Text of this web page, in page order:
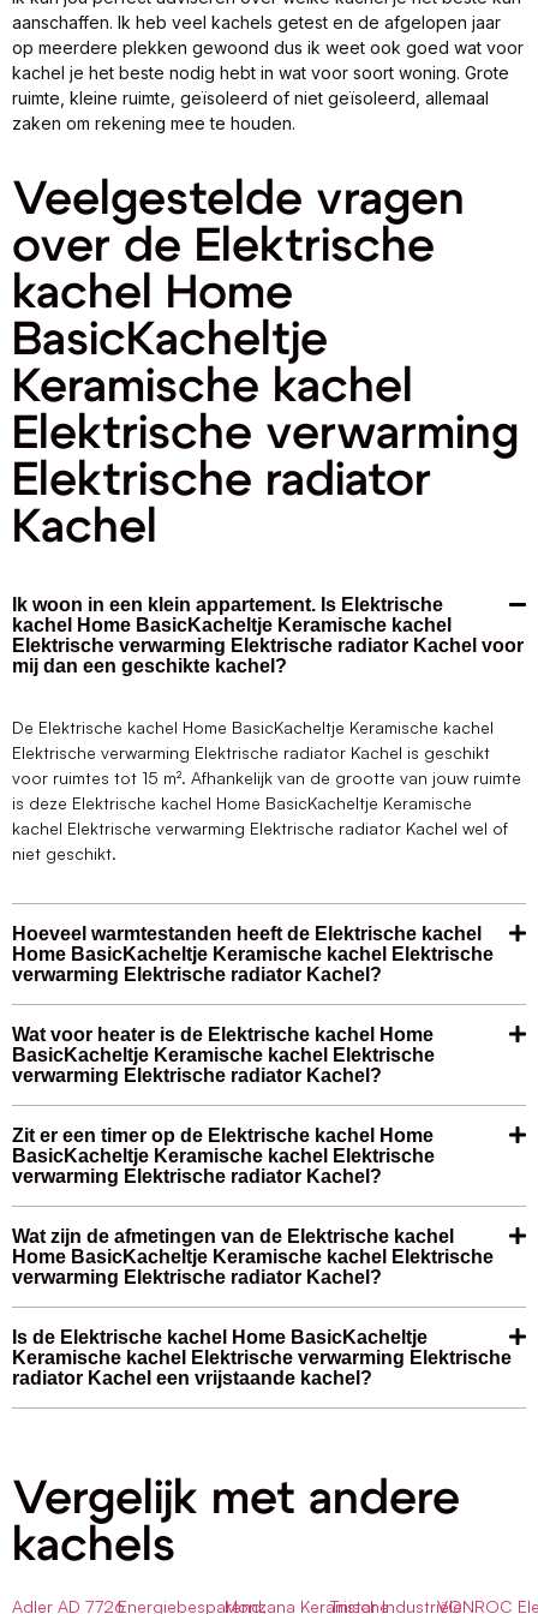
aanschaffen. Ik heb veel kachels getest en de afgelopen jaar
op meerdere plekken gewoond dus ik weet ook goed wat voor
kachel je het beste nodig hebt in wat voor soort woning. Grote
ruimte, kleine ruimte, geïsoleerd of niet geïsoleerd, allemaal
zaken om rekening mee te houden.
Veelgestelde vragen
over de Elektrische
kachel Home
BasicKacheltje
Keramische kachel
Elektrische verwarming
Elektrische radiator
Kachel
Ik woon in een klein appartement. Is Elektrische
kachel Home BasicKacheltje Keramische kachel
Elektrische verwarming Elektrische radiator Kachel voor
mij dan een geschikte kachel?
De Elektrische kachel Home BasicKacheltje Keramische kachel
Elektrische verwarming Elektrische radiator Kachel is geschikt
voor ruimtes tot 15 m². Afhankelijk van de grootte van jouw ruimte
is deze Elektrische kachel Home BasicKacheltje Keramische
kachel Elektrische verwarming Elektrische radiator Kachel wel of
niet geschikt.
Hoeveel warmtestanden heeft de Elektrische kachel
Home BasicKacheltje Keramische kachel Elektrische
verwarming Elektrische radiator Kachel?
Wat voor heater is de Elektrische kachel Home
BasicKacheltje Keramische kachel Elektrische
verwarming Elektrische radiator Kachel?
Zit er een timer op de Elektrische kachel Home
BasicKacheltje Keramische kachel Elektrische
verwarming Elektrische radiator Kachel?
Wat zijn de afmetingen van de Elektrische kachel
Home BasicKacheltje Keramische kachel Elektrische
verwarming Elektrische radiator Kachel?
Is de Elektrische kachel Home BasicKacheltje
Keramische kachel Elektrische verwarming Elektrische
radiator Kachel een vrijstaande kachel?
Vergelijk met andere
kachels
Adler AD 7726Energiebesparend,Monzana KeramischeTristar IndustriëleVONROC